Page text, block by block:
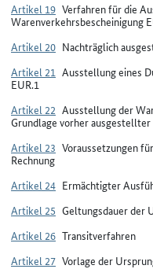
Artikel 19 Verfahren für die
Warenverkehrsbescheinigung
Artikel 20 Nachträglich
Artikel 21 Ausstellung eines
EUR.1
Artikel 22 Ausstellung der
Grundlage vorher
Artikel 23 Voraussetzungen
Rechnung
Artikel 24 Ermächtigter
Artikel 25 Geltungsdauer der
Artikel 26 Transitverfahren
Artikel 27 Vorlage der